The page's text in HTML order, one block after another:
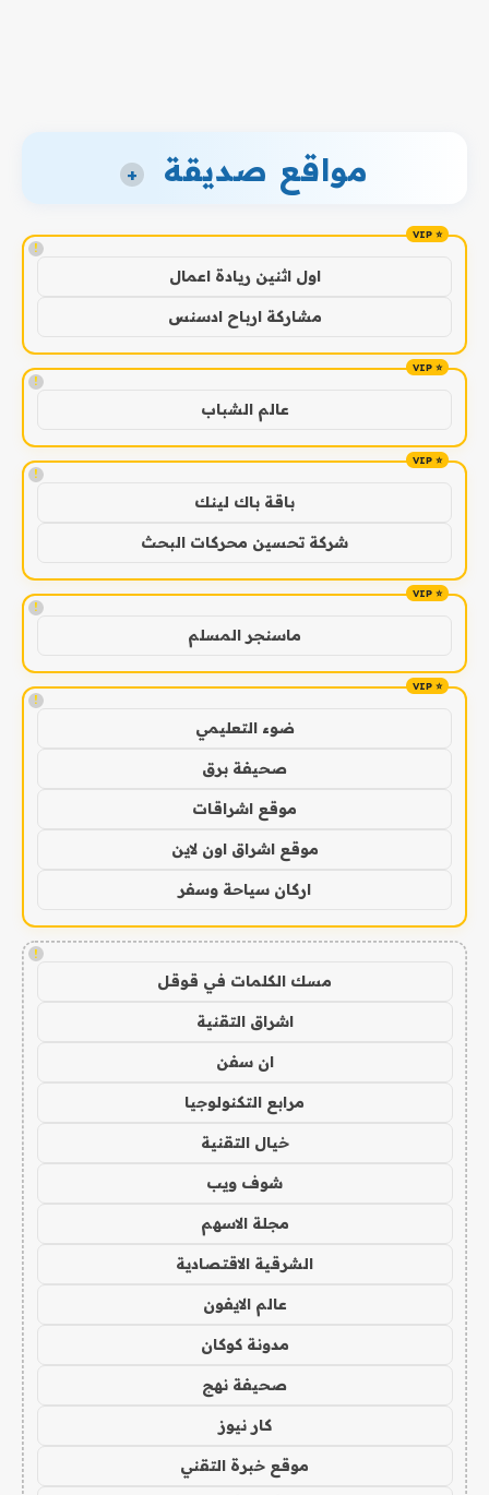
مواقع صديقة +
!
اول اثنين ريادة اعمال
مشاركة ارباح ادسنس
!
عالم الشباب
!
باقة باك لينك
شركة تحسين محركات البحث
!
ماسنجر المسلم
!
ضوء التعليمي
صحيفة برق
موقع اشراقات
موقع اشراق اون لاين
اركان سياحة وسفر
!
مسك الكلمات في قوقل
اشراق التقنية
ان سفن
مرابع التكنولوجيا
خيال التقنية
شوف ويب
مجلة الاسهم
الشرقية الاقتصادية
عالم الايفون
مدونة كوكان
صحيفة نهج
كار نيوز
موقع خبرة التقني